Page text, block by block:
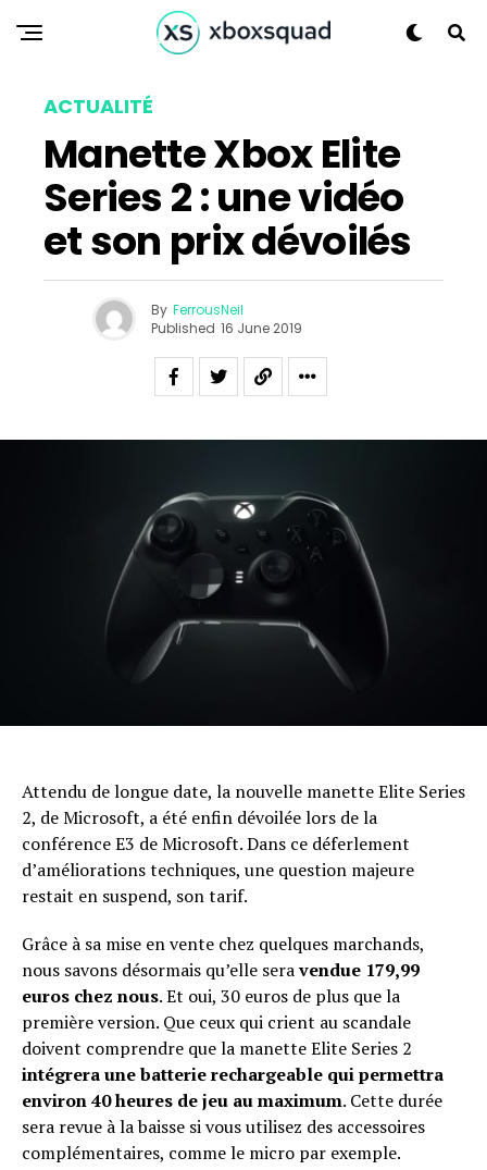
ACTUALITÉ
Manette Xbox Elite
Series 2 : une vidéo
et son prix dévoilés
By FerrousNeil
Published 16 June 2019
Attendu de longue date, la nouvelle manette Elite Series
2, de Microsoft, a été enfin dévoilée lors de la
conférence E3 de Microsoft. Dans ce déferlement
d’améliorations techniques, une question majeure
restait en suspend, son tarif.
Grâce à sa mise en vente chez quelques marchands,
nous savons désormais qu’elle seravendue 179,99
euros chez nous. Et oui, 30 euros de plus que la
première version. Que ceux qui crient au scandale
doivent comprendre que la manette Elite Series 2
intégrera une batterie rechargeable qui permettra
environ 40 heures de jeu au maximum. Cette durée
sera revue à la baisse si vous utilisez des accessoires
complémentaires, comme le micro par exemple.
Flipboard
Reddit
Pinterest
Whatsapp